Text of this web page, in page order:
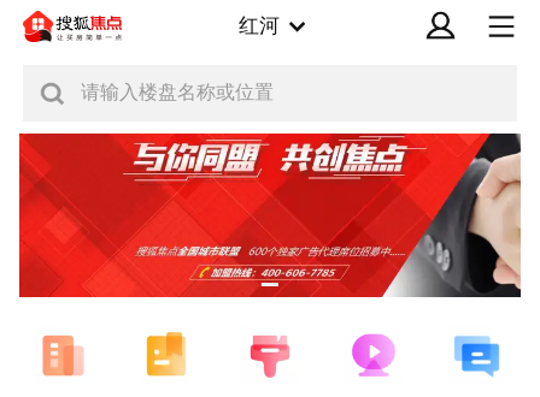
红河
请输入楼盘名称或位置